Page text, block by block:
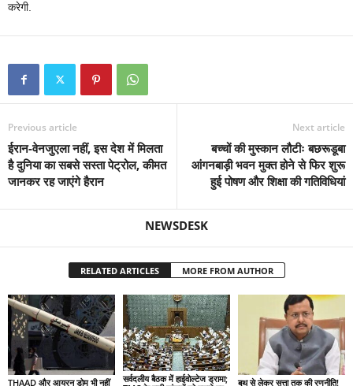
करेगी.
Previous article
ईरान-वेनजुएला नहीं, इस देश में मिलता
है दुनिया का सबसे सस्ता पेट्रोल, कीमत
जानकर रह जाएंगे हैरान
Next article
बच्चों की मुस्कान लौटीः बछरूडूबा
आंगनबाड़ी भवन मुक्त होने से फिर शुरू
हुई पोषण और शिक्षा की गतिविधियां
NEWSDESK
RELATED ARTICLES MORE FROM AUTHOR
THAAD और आयरन डोम भी नहीं
सर्वदलीय बैठक में हाईवोल्टेज ड्रामा;
बूथ से लेकर सत्ता तक की रणनीति!